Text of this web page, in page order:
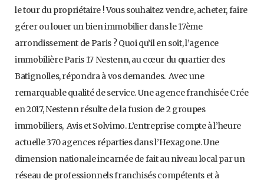
le tour du propriétaire ! Vous souhaitez vendre, acheter, faire
gérer ou louer un bien immobilier dans le 17ème
arrondissement de Paris ? Quoi qu’il en soit, l’agence
immobilière Paris 17 Nestenn, au cœur du quartier des
Batignolles, répondra à vos demandes. Avec une
remarquable qualité de service. Une agence franchisée Crée
en 2017, Nestenn résulte de la fusion de 2 groupes
immobiliers, Avis et Solvimo. L’entreprise compte à l’heure
actuelle 370 agences réparties dans l’Hexagone. Une
dimension nationale incarnée de fait au niveau local par un
réseau de professionnels franchisés compétents et à